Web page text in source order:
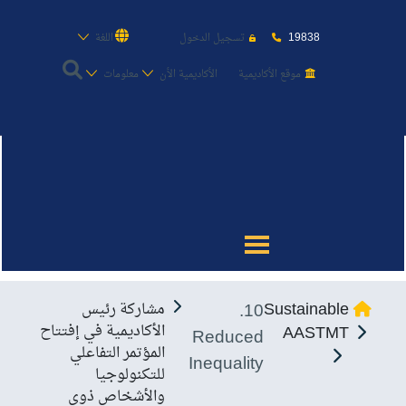
19838 تسجيل الدخول
اللغة
موقع الأكاديمية
الأكاديمية الأن معلومات
القبول والتسجيل
الدراسات الأكاديمية
طلبة الأكاديمية
Sustainable
AASTMT
10.
Reduced
Inequality
مشاركة رئيس
الأكاديمية في إفتتاح
المؤتمر التفاعلي
للتكنولوجيا
والأشخاص ذوى